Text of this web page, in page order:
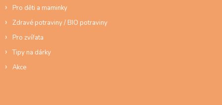
Pro děti a maminky
Zdravé potraviny / BIO potraviny
Pro zvířata
Tipy na dárky
Akce